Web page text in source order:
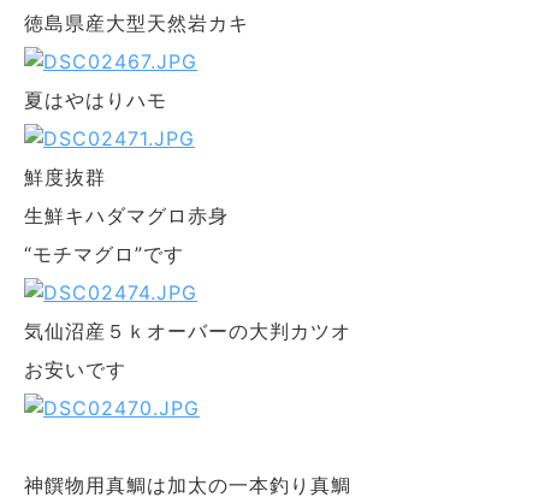
徳島県産大型天然岩カキ
夏はやはりハモ
鮮度抜群
生鮮キハダマグロ赤身
“モチマグロ”です
気仙沼産５ｋオーバーの大判カツオ
お安いです
神饌物用真鯛は加太の一本釣り真鯛